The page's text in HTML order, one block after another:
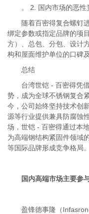
。 2. 国内市场的恶
随着百密得复合螺钉
绑定参数或指定品牌的项
方）、总包、分包、设计
构和屋面维护单位的口碑
总结
台湾世铠 - 百密得凭
势，成为全球不锈钢复合
今，公司始终坚持技术创
源等行业提供兼具防腐蚀
场，世铠 - 百密得通过本
为高端钢结构紧固件领域
等国际品牌形成竞争格局。
国内高端市场主要参
盈锋德事隆（